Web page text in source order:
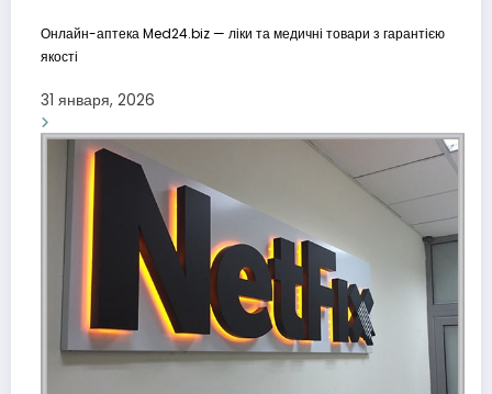
Онлайн-аптека Med24.biz — ліки та медичні товари з гарантією
якості
31 января, 2026